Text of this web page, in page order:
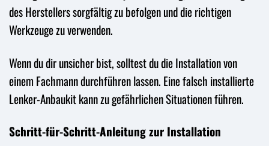
des Herstellers sorgfältig zu befolgen und die richtigen
Werkzeuge zu verwenden.
Wenn du dir unsicher bist, solltest du die Installation von
einem Fachmann durchführen lassen. Eine falsch installierte
Lenker-Anbaukit kann zu gefährlichen Situationen führen.
Schritt-für-Schritt-Anleitung zur Installation